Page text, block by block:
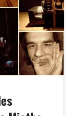
•
•
• Klangzeit
Ghosts in